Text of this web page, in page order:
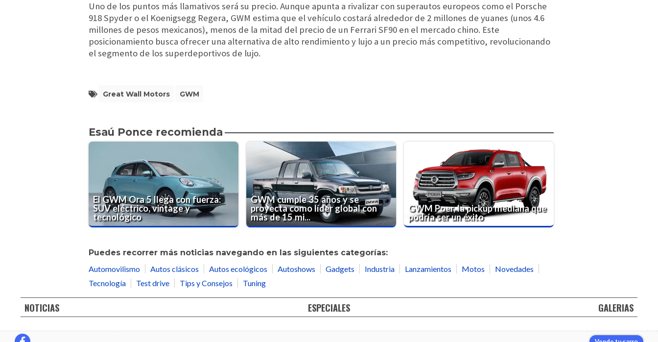
Uno de los puntos más llamativos será su precio. Aunque apunta a rivalizar con superautos europeos como el Porsche
918 Spyder o el Koenigsegg Regera, GWM estima que el vehículo costará alrededor de 2 millones de yuanes (unos 4.6
millones de pesos mexicanos), menos de la mitad del precio de un Ferrari SF90 en el mercado chino. Este
posicionamiento busca ofrecer una alternativa de alto rendimiento y lujo a un precio más competitivo, revolucionando
el segmento de los superdeportivos de lujo.
Great Wall Motors GWM
Esaú Ponce recomienda
El GWM Ora 5 llega con fuerza:
SUV eléctrico, vintage y
tecnológico
GWM cumple 35 años y se
proyecta como líder global con
más de 15 mi...
GWM Poer, la pickup mediana que
podría ser un éxito
Puedes recorrer más noticias navegando en las siguientes categorías:
Automovilismo
Autos clásicos Autos ecológicos Autoshows Gadgets Industria Lanzamientos Motos
Novedades
Tecnología
Test drive Tips y Consejos Tuning
NOTICIAS ESPECIALES GALERIAS